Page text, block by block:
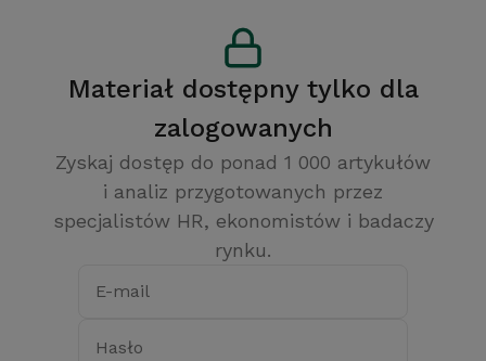
Materiał dostępny tylko dla
zalogowanych
Zyskaj dostęp do ponad 1 000 artykułów
i analiz przygotowanych przez
specjalistów HR, ekonomistów i badaczy
rynku.
E-mail
Hasło